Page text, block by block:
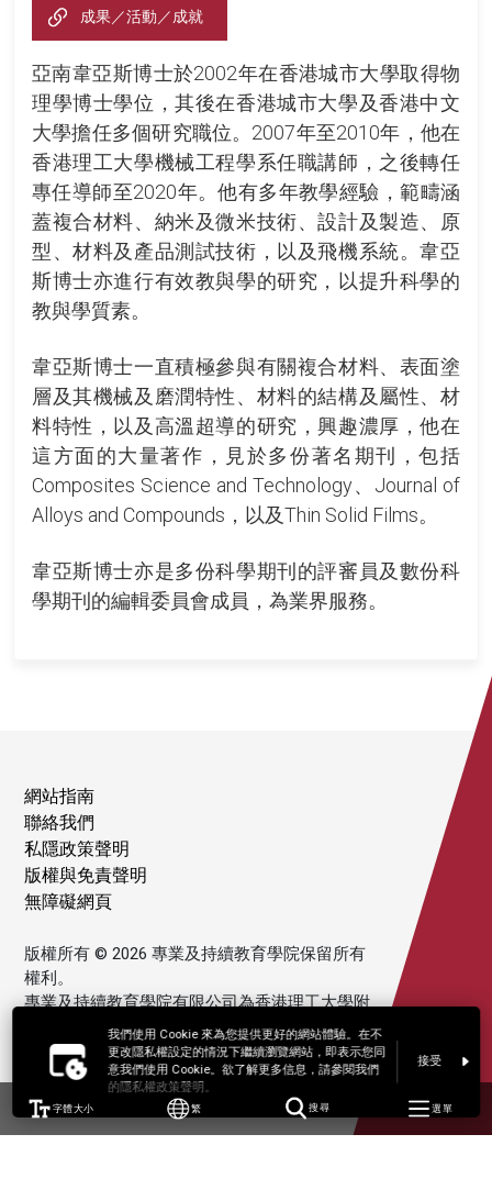
我們使用 Cookie 來為您提供更好的網站體驗。在不
更改隱私權設定的情況下繼續瀏覽網站，即表示您同
意我們使用 Cookie。欲了解更多信息，請參閱我們
的隱私權政策聲明。
接受
字體大小 繁 搜尋 選單
成果／活動／成就
亞南韋亞斯博士於2002年在香港城市大學取得物
理學博士學位，其後在香港城市大學及香港中文
大學擔任多個研究職位。2007年至2010年，他在
香港理工大學機械工程學系任職講師，之後轉任
專任導師至2020年。他有多年教學經驗，範疇涵
蓋複合材料、納米及微米技術、設計及製造、原
型、材料及產品測試技術，以及飛機系統。韋亞
斯博士亦進行有效教與學的研究，以提升科學的
教與學質素。
韋亞斯博士一直積極參與有關複合材料、表面塗
層及其機械及磨潤特性、材料的結構及屬性、材
料特性，以及高溫超導的研究，興趣濃厚，他在
這方面的大量著作，見於多份著名期刊，包括
Composites Science and Technology、Journal of
Alloys and Compounds，以及Thin Solid Films。
韋亞斯博士亦是多份科學期刊的評審員及數份科
學期刊的編輯委員會成員，為業界服務。
網站指南
聯絡我們
私隱政策聲明
版權與免責聲明
無障礙網頁
版權所有 © 2026 專業及持續教育學院保留所有
權利。
專業及持續教育學院有限公司為香港理工大學附